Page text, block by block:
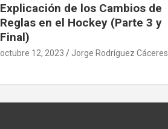
Explicación de los Cambios de
Reglas en el Hockey (Parte 3 y
Final)
octubre 12, 2023 Jorge Rodríguez Cáceres